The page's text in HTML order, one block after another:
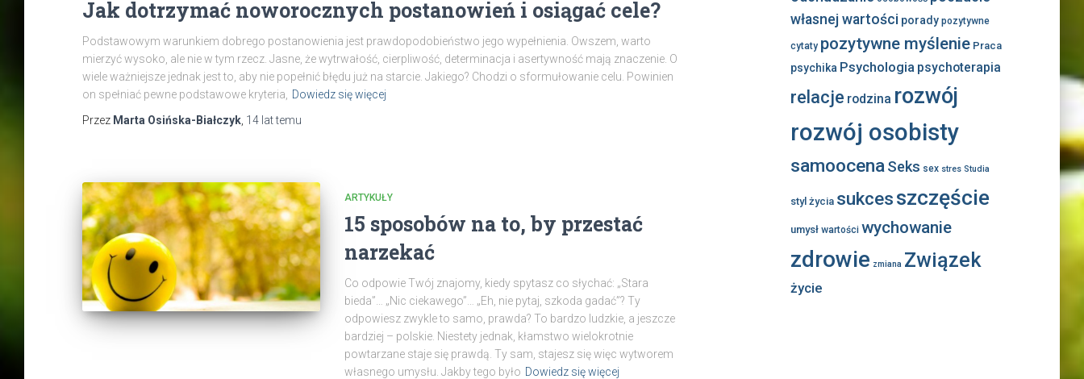
Jak dotrzymać noworocznych postanowień i osiągać cele?
Podstawowym warunkiem dobrego postanowienia jest prawdopodobieństwo jego wypełnienia. Owszem, warto
mierzyć wysoko, ale nie w tym rzecz. Jasne, że wytrwałość, cierpliwość, determinacja i asertywność mają znaczenie. O
wiele ważniejsze jednak jest to, aby nie popełnić błędu już na starcie. Jakiego? Chodzi o sformułowanie celu. Powinien
on spełniać pewne podstawowe kryteria, Dowiedz się więcej
Przez Marta Osińska-Białczyk, 14 lattemu
ARTYKUŁY
15 sposobów na to, by przestać
narzekać
Co odpowie Twój znajomy, kiedy spytasz co słychać: „Stara
bieda”… „Nic ciekawego”… „Eh, nie pytaj, szkoda gadać”? Ty
odpowiesz zwykle to samo, prawda? To bardzo ludzkie, a jeszcze
bardziej – polskie. Niestety jednak, kłamstwo wielokrotnie
powtarzane staje się prawdą. Ty sam, stajesz się więc wytworem
własnego umysłu. Jakby tego było Dowiedz się więcej
własnej wartości porady pozytywne
cytaty pozytywne myślenie Praca
psychika Psychologia psychoterapia
relacje rodzina rozwój
rozwój osobisty
samoocena Seks sex stres Studia
styl życia sukcesszczęście
umysł wartości wychowanie
zdrowie zmiana Związek
życie